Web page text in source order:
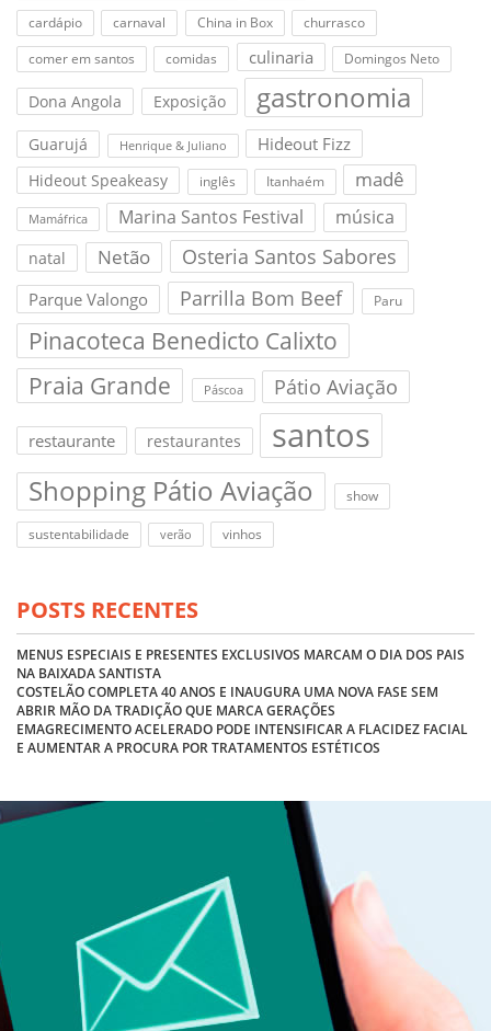
cardápio carnaval China in Box
churrasco
comer em santos
comidas culinaria Domingos Neto
Dona Angola Exposição gastronomia
Guarujá Henrique & Juliano Hideout Fizz
Hideout Speakeasy inglês Itanhaém madê
Mamáfrica Marina Santos Festival música
natal Netão Osteria Santos Sabores
Parque Valongo Parrilla Bom Beef Paru
Pinacoteca Benedicto Calixto
Praia Grande
Páscoa Pátio Aviação
restaurante restaurantes santos
Shopping Pátio Aviação show
sustentabilidade verão vinhos
POSTS RECENTES
MENUS ESPECIAIS E PRESENTES EXCLUSIVOS MARCAM O DIA DOS PAIS
NA BAIXADA SANTISTA
COSTELÃO COMPLETA 40 ANOS E INAUGURA UMA NOVA FASE SEM
ABRIR MÃO DA TRADIÇÃO QUE MARCA GERAÇÕES
EMAGRECIMENTO ACELERADO PODE INTENSIFICAR A FLACIDEZ FACIAL
E AUMENTAR A PROCURA POR TRATAMENTOS ESTÉTICOS